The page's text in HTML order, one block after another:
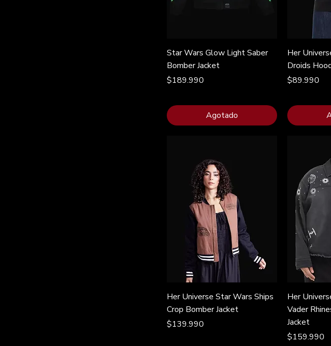
Star Wars Glow Light Saber
Bomber Jacket
Precio
$189.990
Agotado
Her
Droids
Precio
$89.990
Her Universe Star Wars Ships
Crop Bomber Jacket
Precio
$139.990
Her
Vader
Jacket
Precio
$159.990